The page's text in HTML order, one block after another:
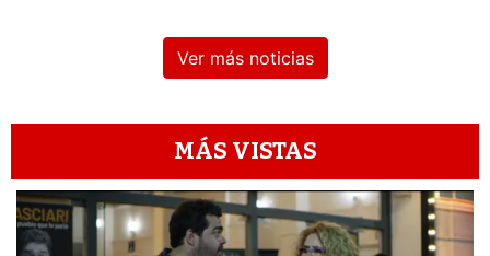
Ver más noticias
MÁS VISTAS
1